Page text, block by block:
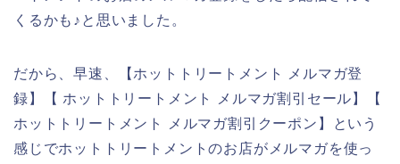
くるかも♪と思いました。
だから、早速、【ホットトリートメント メルマガ登
録】【 ホットトリートメント メルマガ割引セール】【
ホットトリートメント メルマガ割引クーポン】という
感じでホットトリートメントのお店がメルマガを使っ